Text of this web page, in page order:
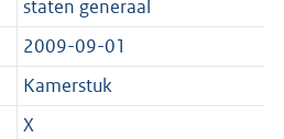
o
t
t
e
o
o
t
t
staten generaal
2009-09-01
Kamerstuk
X